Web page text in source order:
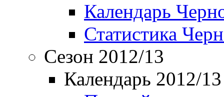
Календарь
Статистика
Сезон 2012/13
Календарь 2012/13